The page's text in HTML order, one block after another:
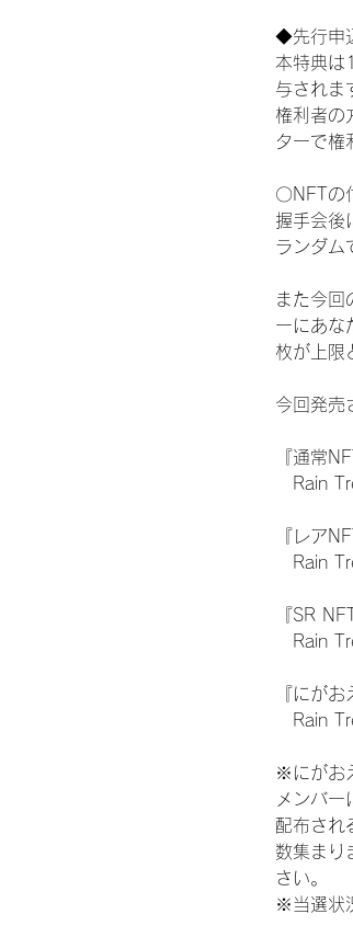
◆先行申
本特典は
与されま
権利者の
ターで権
〇NFTの
握手会後
ランダム
また今回
ーにあな
枚が上限
今回発売
『通常
Rain
『レア
Rain
『SR
Rain
『にが
Rain
※にがお
メンバ
配布され
数集まり
さい。
※当選状